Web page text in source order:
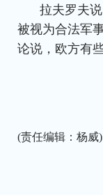
拉夫罗夫
被视为合法军
论说，欧方有
(责任编辑：杨威)